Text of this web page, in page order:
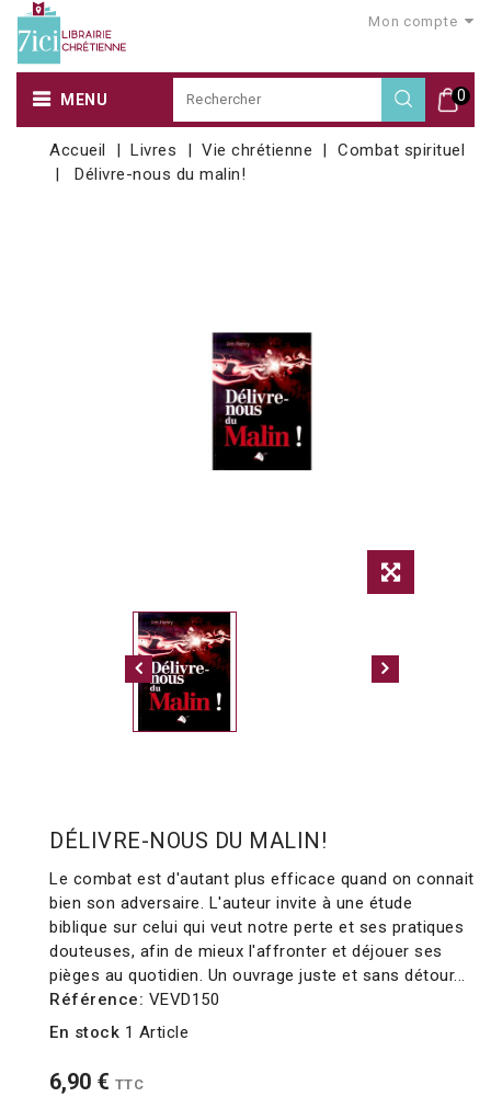
Mon compte
0
MENU
Accueil Livres Vie chrétienne
Combat spirituel
Délivre-nous du malin!
DÉLIVRE-NOUS DU MALIN!
Le combat est d'autant plus efficace quand on connait
bien son adversaire. L'auteur invite à une étude
biblique sur celui qui veut notre perte et ses pratiques
douteuses, afin de mieux l'affronter et déjouer ses
pièges au quotidien. Un ouvrage juste et sans détour...
Référence: VEVD150
En stock 1 Article
6,90 € TTC